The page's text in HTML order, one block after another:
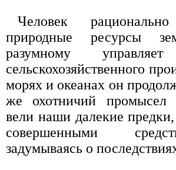
Человек рационально
природные ресурсы
разумному
сельскохозяйственного
морях и океанах он
же охотничий промысел
вели наши далекие предки,
совершенными
задумываясь о